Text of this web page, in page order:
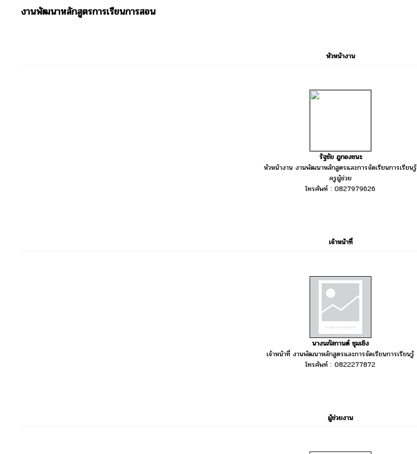
งานพัฒนาหลักสูตรการเรียนการสอน
หัวหน้างาน
รัฐชัย ภูกองชนะ
หัวหน้างาน งานพัฒนาหลักสูตรและการจัดเรียนการเรียนรู้
ครูผู้ช่วย
โทรศัพท์ : 0827979626
เจ้าหน้าที่
นางนภัสกานต์ ชุมเชิง
เจ้าหน้าที่ งานพัฒนาหลักสูตรและการจัดเรียนการเรียนรู้
โทรศัพท์ : 0822277872
ผู้ช่วยงาน